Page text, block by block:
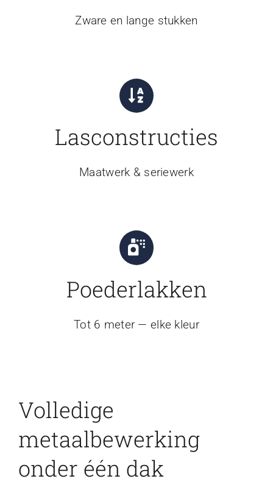
Zware en lange stukken
Lasconstructies
Maatwerk & seriewerk
Poederlakken
Tot 6 meter — elke kleur
Volledige
metaalbewerking
onder één dak